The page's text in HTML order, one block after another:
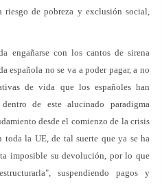
riesgo de pobreza y exclusión social,
engañarse con los cantos de sirena
española no se va a poder pagar, a no
de vida que los españoles han
de este alucinado paradigma
desde el comienzo de la crisis
la UE, de tal suerte que ya se ha
imposible su devolución, por lo que
suspendiendo pagos y